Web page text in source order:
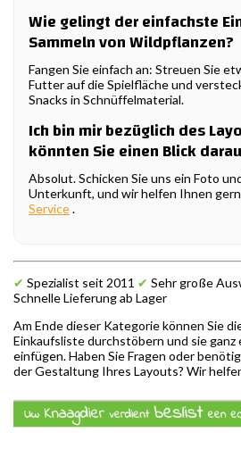
Wie gelingt der einfachste
Sammeln von Wildpflanzen?
Fangen Sie einfach an: Streuen Sie
Futter auf die Spielfläche und
Snacks in Schnüffelmaterial.
Ich bin mir bezüglich des
könnten Sie einen Blick
Absolut. Schicken Sie uns ein Foto
Unterkunft, und wir helfen Ihnen
Service.
✔ Spezialist seit 2011 ✔ Sehr große
Schnelle Lieferung ab Lager
Am Ende dieser Kategorie können Sie
Einkaufsliste durchstöbern und sie ganz
einfügen. Haben Sie Fragen oder
der Gestaltung Ihres Layouts? Wir